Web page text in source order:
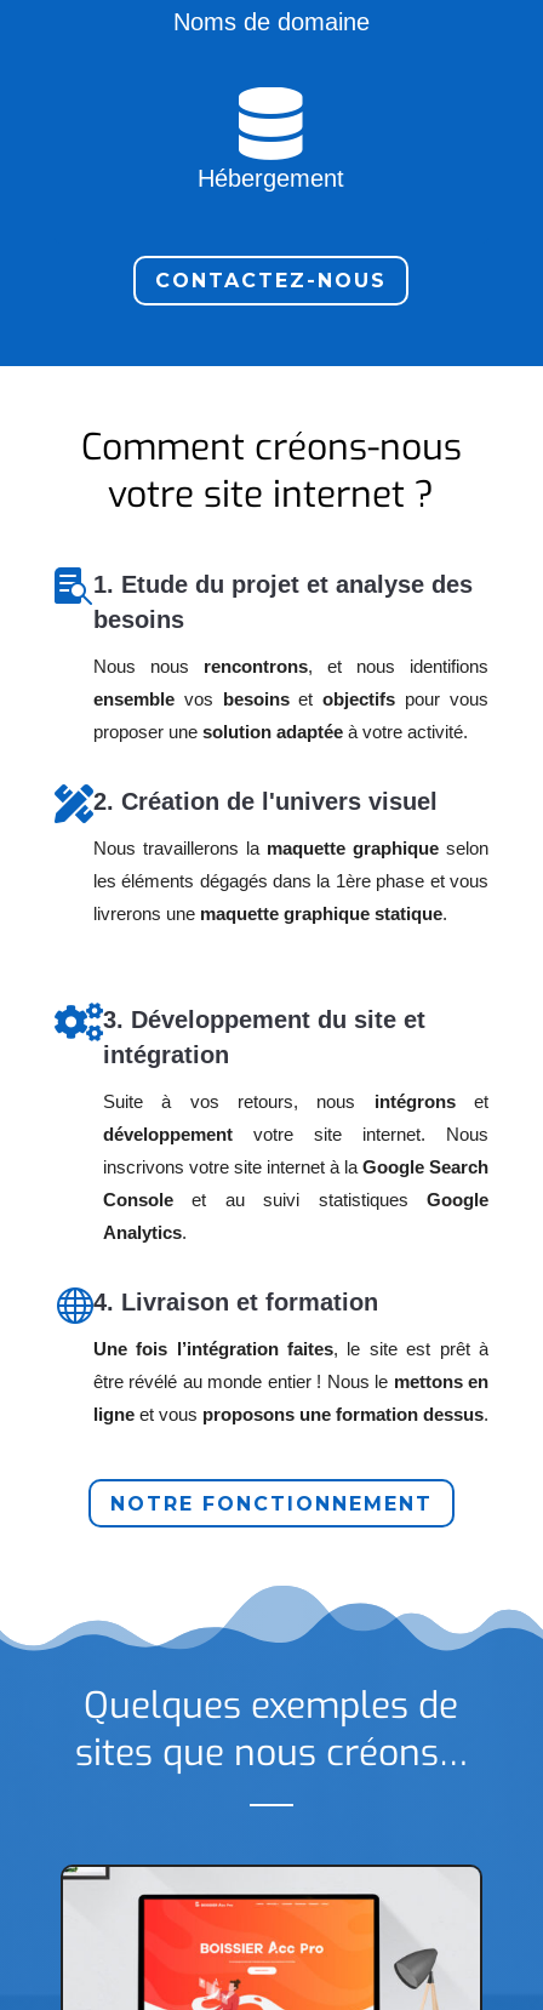
Noms de domaine

Hébergement
CONTACTEZ-NOUS
Comment créons-nous
votre site internet ?
 1. Etude du projet et analyse des
besoins
Nous nous rencontrons, et nous identifions
ensemblevos besoinsetobjectifs pour vous
proposer unesolution adaptéeà votre activité.
2. Création de l'univers visuel
Nous travaillerons la maquette graphiqueselon
les éléments dégagés dans la 1ère phase et vous
livrerons une maquette graphique statique.
3. Développement du site et
intégration
Suite à vos retours, nous intégronset
développementvotre site internet. Nous
inscrivons votre site internet à la Google Search
Consoleet au suivi statistiques Google
Analytics.
4. Livraison et formation
Une fois l’intégration faites, le site est prêt à
être révélé au monde entier ! Nous le mettons en
ligneet vous proposons une formation dessus.
NOTRE FONCTIONNEMENT
Quelques exemples de
sites que nous créons…